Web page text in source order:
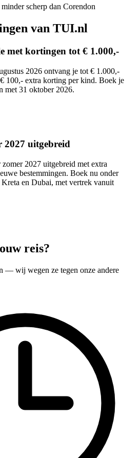
scherp dan Corendon
van TUI.nl
met kortingen tot € 1.000,-
2026 ontvang je tot € 1.000,-
100,- extra korting per kind. Boek je
met 31 oktober 2026.
2027 uitgebreid
2027 uitgebreid met extra
bestemmingen. Boek nu onder
en Dubai, met vertrek vanuit
reis?
— wij wegen ze tegen onze andere